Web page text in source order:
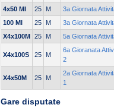
4x50 MI
25 M
3a Giornata
100 MI
25 M
3a Giornata
X4x100M 25 M 5a Giornata
X4x100S 25 M
6a Gioranata
2
X4x50M 25 M
2a Giornata
1
Gare disputate